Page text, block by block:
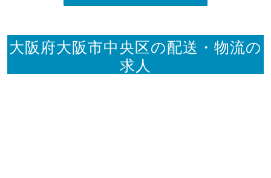
大阪府大阪市中央区の配送・物流の
求人